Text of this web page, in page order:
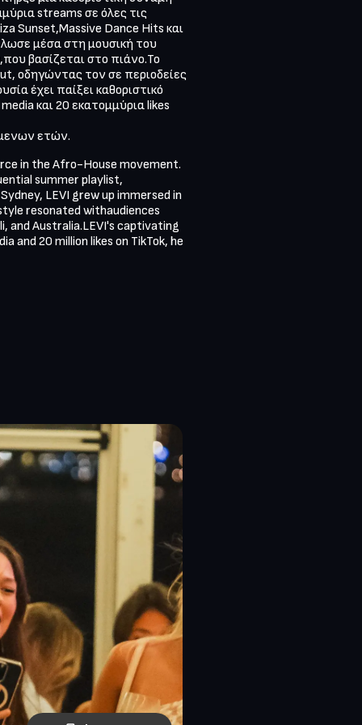
streams σε όλες τις
Sunset,Massive Dance Hits και
μέσα στη μουσική του
βασίζεται στο πιάνο.Το
οδηγώντας τον σε περιοδείες
έχει παίξει καθοριστικό
και 20 εκατομμύρια likes
ετών.
in the Afro-House movement.
summer playlist,
LEVI grew up immersed in
resonated withaudiences
and Australia.LEVI's captivating
and 20 million likes on TikTok, he